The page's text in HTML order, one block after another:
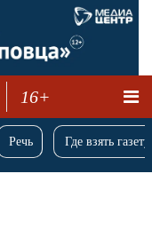
16+
Речь Где взять